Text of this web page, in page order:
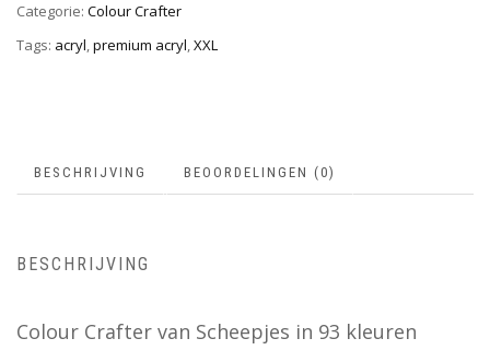
Categorie: Colour Crafter
Tags: acryl,premium acryl,XXL
BESCHRIJVING BEOORDELINGEN (0)
BESCHRIJVING
Colour Crafter van Scheepjes in 93 kleuren